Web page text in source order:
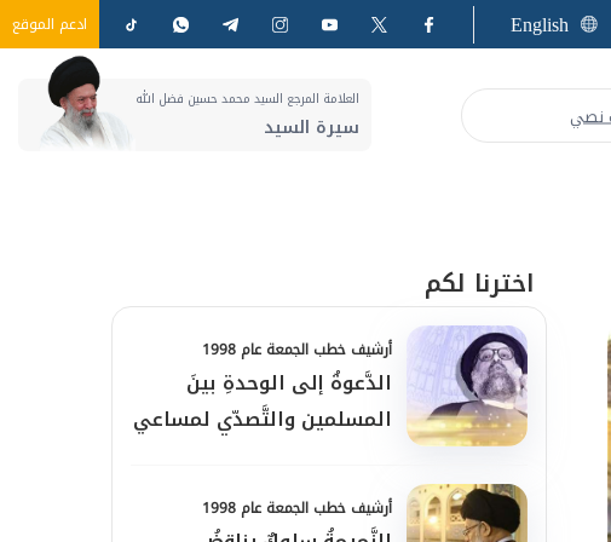
English ادعم الموقع
نصي
العلامة المرجع السيد محمد حسين فضل الله
سيرة السيد
اخترنا لكم
أرشيف خطب الجمعة عام 1998
الدَّعوةُ إلى الوحدةِ بينَ
المسلمين والتَّصدّي لمساعي
أرشيف خطب الجمعة عام 1998